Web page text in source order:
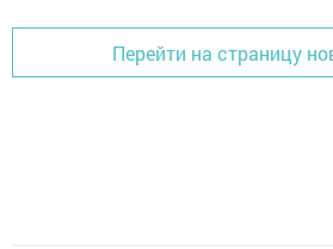
Перейти на страницу